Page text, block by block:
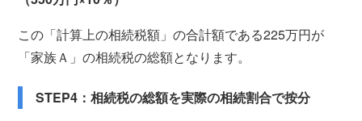
この「計算上の相続税額」の合計額である225万円が
「家族Ａ」の相続税の総額となります。
STEP4：相続税の総額を実際の相続割合で按分